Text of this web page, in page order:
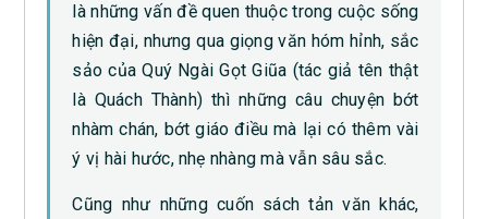
là những vấn đề quen thuộc trong cuộc sống
hiện đại, nhưng qua giọng văn hóm hỉnh, sắc
sảo của Quý Ngài Gọt Giũa (tác giả tên thật
là Quách Thành) thì những câu chuyện bớt
nhàm chán, bớt giáo điều mà lại có thêm vài
ý vị hài hước, nhẹ nhàng mà vẫn sâu sắc.
Cũng như những cuốn sách tản văn khác,